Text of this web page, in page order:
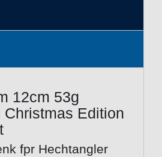
12cm 53g
Christmas Edition
fpr Hechtangler